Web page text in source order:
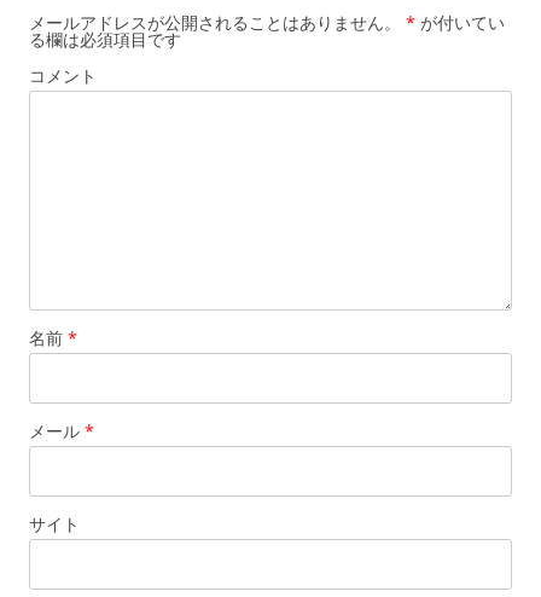
メールアドレスが公開されることはありません。 * が付いてい
る欄は必須項目です
コメント
名前 *
メール *
サイト